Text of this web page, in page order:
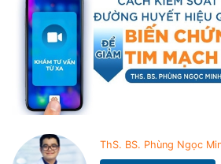
ThS. BS. Phùng Ngọc